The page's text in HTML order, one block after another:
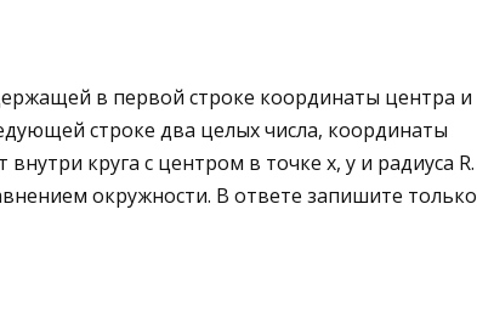
в первой строке координаты центра и
строке два целых числа, координаты
круга с центром в точке x, y и радиуса R.
окружности. В ответе запишите только